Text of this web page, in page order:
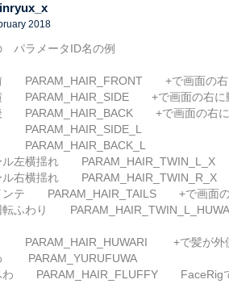
2018
パラメータID名の例
PARAM_HAIR_FRONT +で画面の右に
PARAM_HAIR_SIDE +で画面の右に動
PARAM_HAIR_BACK +で画面の右に
ル左横揺れ PARAM_HAIR_TWIN_L_X
ル右横揺れ PARAM_HAIR_TWIN_R_X
ンテ PARAM_HAIR_TAILS +で画面の
転ふわり PARAM_HAIR_TWIN_L_HUWA
+で髪が外側
PARAM_YURUFUWA
PARAM_HAIR_FLUFFY FaceRigで